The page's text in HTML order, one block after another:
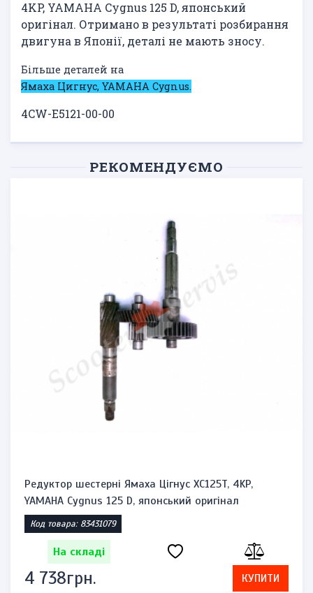
4KP, YAMAHA Cygnus 125 D, японський
оригінал. Отримано в результаті розбирання
двигуна в Японії, деталі не мають зносу.
Більше деталей на
Ямаха Цигнус, YAMAHA Cygnus.
4CW-E5121-00-00
РЕКОМЕНДУЄМО
Редуктор шестерні Ямаха Цігнус XC125T, 4KP,
YAMAHA Cygnus 125 D, японський оригінал
Код товара: 83431079
На складі
4 738грн. КУПИТИ